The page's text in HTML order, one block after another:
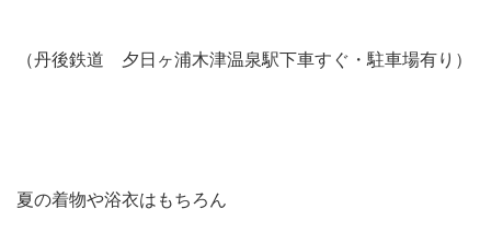
（丹後鉄道 夕日ヶ浦木津温泉駅下車すぐ・駐車場有り）
夏の着物や浴衣はもちろん